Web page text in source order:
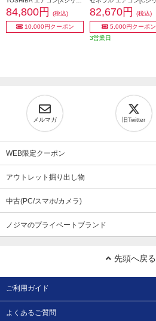
84,800円
(税込)
10,000円クーポン
82,670円
(税込)
5,000円クーポン
3営業日
メルマガ 旧Twitter
WEB限定クーポン
アウトレット掘り出し物
中古(PC/スマホ/カメラ)
ノジマのプライベートブランド
先頭へ戻る
ご利用ガイド
よくあるご質問